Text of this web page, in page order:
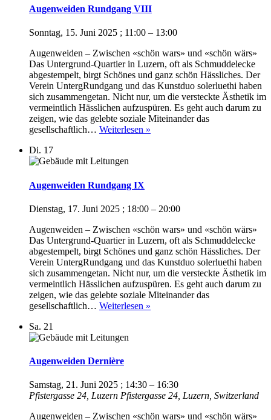
Augenweiden Rundgang VIII
Sonntag, 15. Juni 2025 ; 11:00 – 13:00
Augenweiden – Zwischen «schön wars» und «schön wärs»
Das Untergrund-Quartier in Luzern, oft als Schmuddelecke
abgestempelt, birgt Schönes und ganz schön Hässliches. Der
Verein UntergRundgang und das Kunstduo solerluethi haben
sich zusammengetan. Nicht nur, um die versteckte Ästhetik im
vermeintlich Hässlichen aufzuspüren. Es geht auch darum zu
zeigen, wie das gelebte soziale Miteinander das
gesellschaftlich… Weiterlesen »
Di. 17
Augenweiden Rundgang IX
Dienstag, 17. Juni 2025 ; 18:00 – 20:00
Augenweiden – Zwischen «schön wars» und «schön wärs»
Das Untergrund-Quartier in Luzern, oft als Schmuddelecke
abgestempelt, birgt Schönes und ganz schön Hässliches. Der
Verein UntergRundgang und das Kunstduo solerluethi haben
sich zusammengetan. Nicht nur, um die versteckte Ästhetik im
vermeintlich Hässlichen aufzuspüren. Es geht auch darum zu
zeigen, wie das gelebte soziale Miteinander das
gesellschaftlich… Weiterlesen »
Sa. 21
Augenweiden Dernière
Samstag, 21. Juni 2025 ; 14:30 – 16:30
Pfistergasse 24, Luzern Pfistergasse 24, Luzern, Switzerland
Augenweiden – Zwischen «schön wars» und «schön wärs»